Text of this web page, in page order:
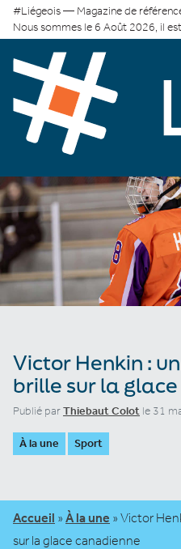
#Liégeois — Magazine de
Nous sommes le 6 Août 2026, il
Victor Henkin :
brille sur la
Publié parThiebaut Colot le 31
À la une Sport
Accueil » À la une » Victor
sur la glace canadienne